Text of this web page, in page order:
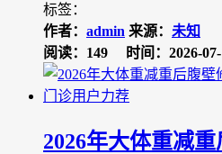
标签：
作者： admin 来源： 未知
阅读：149
时间：2026-
2026年大体重减